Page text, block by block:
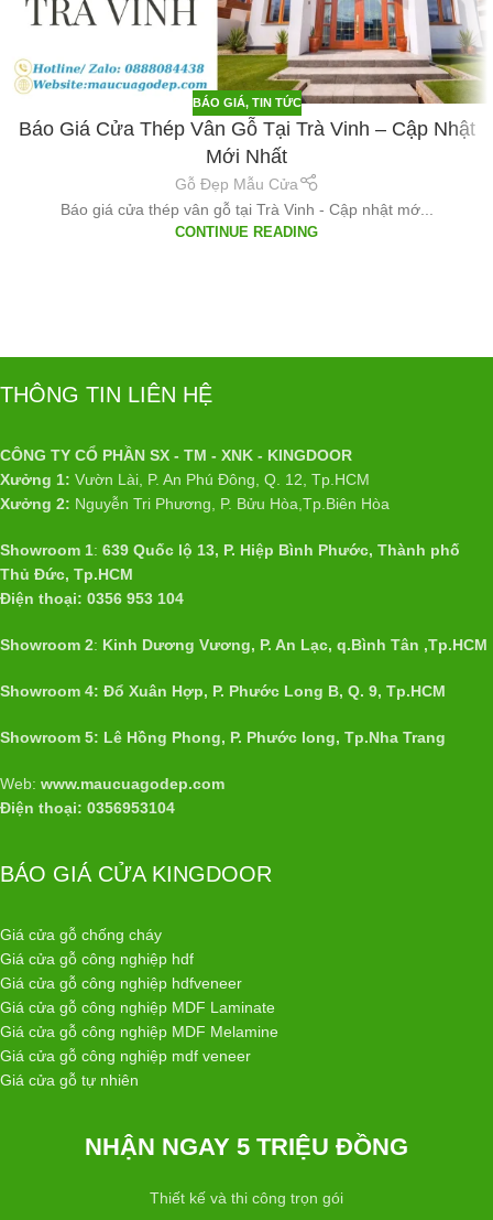
BÁO GIÁ, TIN TỨC
Báo Giá Cửa Thép Vân Gỗ Tại Trà Vinh – Cập Nhật
Mới Nhất
Gỗ Đẹp Mẫu Cửa
Báo giá cửa thép vân gỗ tại Trà Vinh - Cập nhật mớ...
CONTINUE READING
THÔNG TIN LIÊN HỆ
CÔNG TY CỔ PHẦN SX - TM - XNK - KINGDOOR
Xưởng 1: Vườn Lài, P. An Phú Đông, Q. 12, Tp.HCM
Xưởng 2: Nguyễn Tri Phương, P. Bửu Hòa,Tp.Biên Hòa
Showroom 1: 639 Quốc lộ 13, P. Hiệp Bình Phước, Thành phố
Thủ Đức, Tp.HCM
Điện thoại: 0356 953 104
Showroom 2: Kinh Dương Vương, P. An Lạc, q.Bình Tân ,Tp.HCM
Showroom 4: Đổ Xuân Hợp, P. Phước Long B, Q. 9, Tp.HCM
Showroom 5: Lê Hồng Phong, P. Phước long, Tp.Nha Trang
Web: www.maucuagodep.com
Điện thoại: 0356953104
BÁO GIÁ CỬA KINGDOOR
Giá cửa gỗ chống cháy
Giá cửa gỗ công nghiệp hdf
Giá cửa gỗ công nghiệp hdfveneer
Giá cửa gỗ công nghiệp MDF Laminate
Giá cửa gỗ công nghiệp MDF Melamine
Giá cửa gỗ công nghiệp mdf veneer
Giá cửa gỗ tự nhiên
NHẬN NGAY 5 TRIỆU ĐỒNG
Thiết kế và thi công trọn gói